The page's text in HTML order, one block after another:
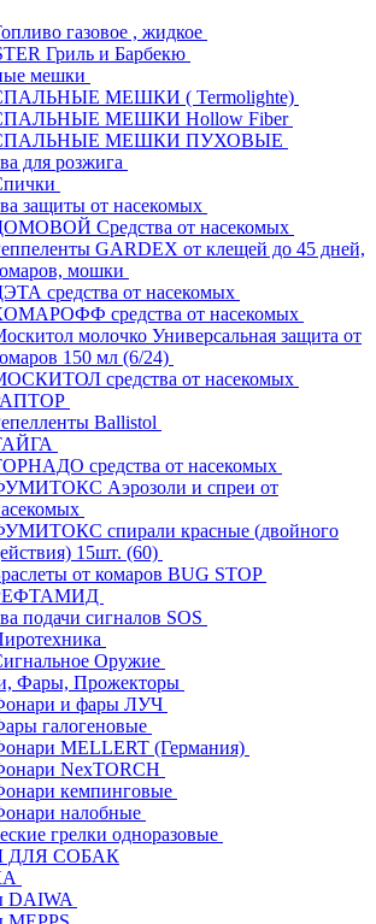
газовое , жидкое
Гриль и Барбекю
мешки
МЕШКИ ( Termolighte)
МЕШКИ Hollow Fiber
МЕШКИ ПУХОВЫЕ
для розжига
защиты от насекомых
Средства от насекомых
GARDEX от клещей до 45 дней,
мошки
средства от насекомых
средства от насекомых
молочко Универсальная защита от
150 мл (6/24)
средства от насекомых
Ballistol
средства от насекомых
Аэрозоли и спреи от
спирали красные (двойного
15шт. (60)
от комаров BUG STOP
подачи сигналов SOS
Оружие
Фары, Прожекторы
и фары ЛУЧ
галогеновые
MELLERT (Германия)
NexTORCH
кемпинговые
налобные
грелки одноразовые
ДЛЯ СОБАК
DAIWA